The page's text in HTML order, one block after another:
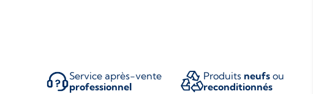
Service après-vente
professionnel
Produits neufs ou
reconditionnés